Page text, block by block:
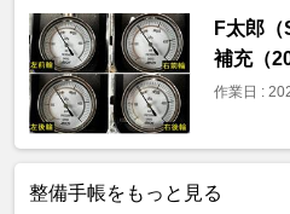
F太郎
補充（
作業日 :
整備手帳をもっと見る